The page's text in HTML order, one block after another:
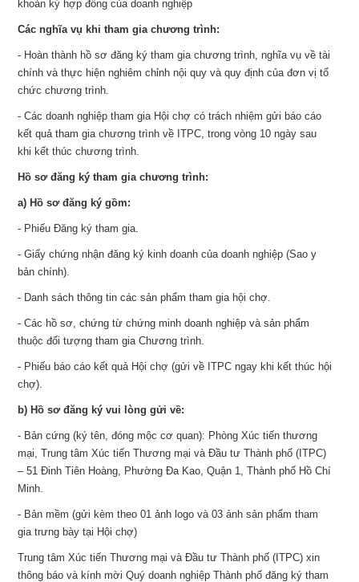
khoản ký hợp đồng của doanh nghiệp
Các nghĩa vụ khi tham gia chương trình:
- Hoàn thành hồ sơ đăng ký tham gia chương trình, nghĩa vụ về tài
chính và thực hiện nghiêm chỉnh nội quy và quy định của đơn vị tổ
chức chương trình.
- Các doanh nghiệp tham gia Hội chợ có trách nhiệm gửi báo cáo
kết quả tham gia chương trình về ITPC, trong vòng 10 ngày sau
khi kết thúc chương trình.
Hồ sơ đăng ký tham gia chương trình:
a) Hồ sơ đăng ký gồm:
- Phiếu Đăng ký tham gia.
- Giấy chứng nhận đăng ký kinh doanh của doanh nghiệp (Sao y
bản chính).
- Danh sách thông tin các sản phẩm tham gia hội chợ.
- Các hồ sơ, chứng từ chứng minh doanh nghiệp và sản phẩm
thuộc đối tượng tham gia Chương trình.
- Phiếu báo cáo kết quả Hội chợ (gửi về ITPC ngay khi kết thúc hội
chợ).
b) Hồ sơ đăng ký vui lòng gửi về:
- Bản cứng (ký tên, đóng mộc cơ quan): Phòng Xúc tiến thương
mại, Trung tâm Xúc tiến Thương mại và Đầu tư Thành phố (ITPC)
– 51 Đinh Tiên Hoàng, Phường Đa Kao, Quận 1, Thành phố Hồ Chí
Minh.
- Bản mềm (gửi kèm theo 01 ảnh logo và 03 ảnh sản phẩm tham
gia trưng bày tại Hội chợ)
Trung tâm Xúc tiến Thương mại và Đầu tư Thành phố (ITPC) xin
thông báo và kính mời Quý doanh nghiệp Thành phố đăng ký tham